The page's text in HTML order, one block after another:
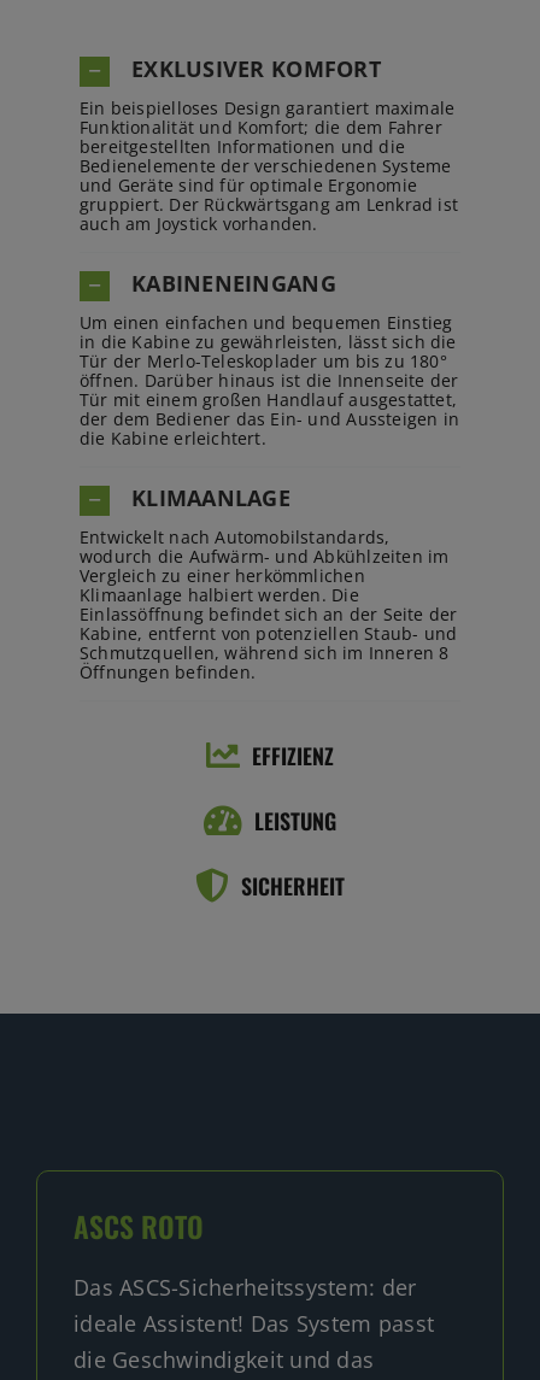
EXKLUSIVER KOMFORT
Ein beispielloses Design garantiert maximale
Funktionalität und Komfort; die dem Fahrer
bereitgestellten Informationen und die
Bedienelemente der verschiedenen Systeme
und Geräte sind für optimale Ergonomie
gruppiert. Der Rückwärtsgang am Lenkrad ist
auch am Joystick vorhanden.
KABINENEINGANG
Um einen einfachen und bequemen Einstieg
in die Kabine zu gewährleisten, lässt sich die
Tür der Merlo-Teleskoplader um bis zu 180°
öffnen. Darüber hinaus ist die Innenseite der
Tür mit einem großen Handlauf ausgestattet,
der dem Bediener das Ein- und Aussteigen in
die Kabine erleichtert.
KLIMAANLAGE
Entwickelt nach Automobilstandards,
wodurch die Aufwärm- und Abkühlzeiten im
Vergleich zu einer herkömmlichen
Klimaanlage halbiert werden. Die
Einlassöffnung befindet sich an der Seite der
Kabine, entfernt von potenziellen Staub- und
Schmutzquellen, während sich im Inneren 8
Öffnungen befinden.
EFFIZIENZ
LEISTUNG
SICHERHEIT
ASCS ROTO
Das ASCS-Sicherheitssystem: der
ideale Assistent! Das System passt
die Geschwindigkeit und das